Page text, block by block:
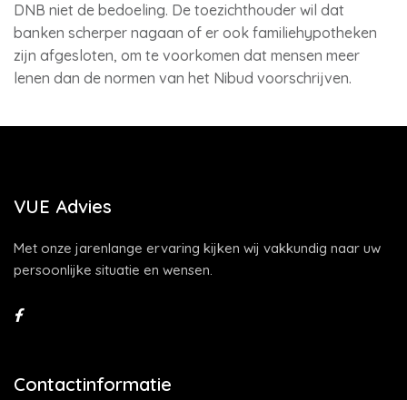
DNB niet de bedoeling. De toezichthouder wil dat
banken scherper nagaan of er ook familiehypotheken
zijn afgesloten, om te voorkomen dat mensen meer
lenen dan de normen van het Nibud voorschrijven.
VUE Advies
Met onze jarenlange ervaring kijken wij vakkundig naar uw
persoonlijke situatie en wensen.
Contactinformatie